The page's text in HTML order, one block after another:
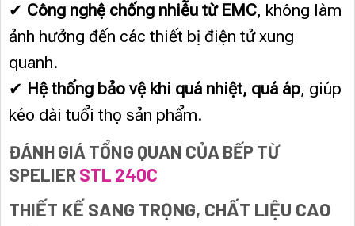
✔ Công nghệ chống nhiễu từ EMC, không làm
ảnh hưởng đến các thiết bị điện tử xung
quanh.
✔ Hệ thống bảo vệ khi quá nhiệt, quá áp, giúp
kéo dài tuổi thọ sản phẩm.
ĐÁNH GIÁ TỔNG QUAN CỦA BẾP TỪ
SPELIER STL 240C
THIẾT KẾ SANG TRỌNG, CHẤT LIỆU CAO